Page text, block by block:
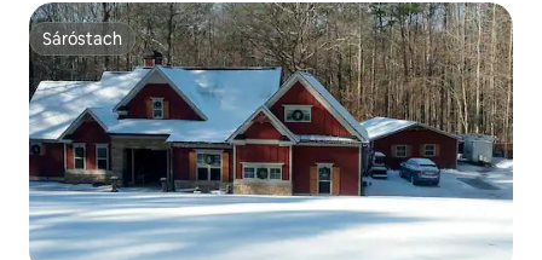
Sáróstach
Sáróstach